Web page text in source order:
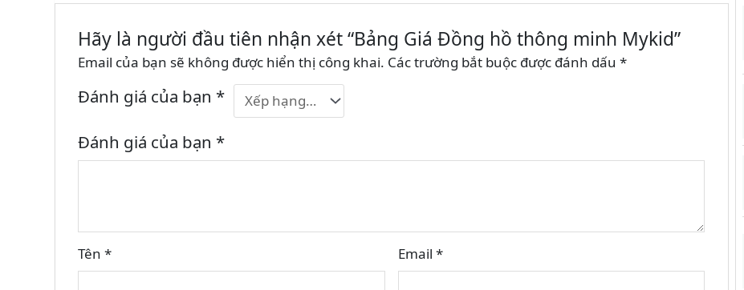
Hãy là người đầu tiên nhận xét “Bảng Giá Đồng hồ thông minh Mykid”
Email của bạn sẽ không được hiển thị công khai. Các trường bắt buộc được đánh dấu*
Đánh giá của bạn *
Đánh giá của bạn *
Tên* Email *